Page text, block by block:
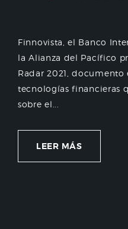
Finnovista, el Banco
la Alianza del Pacífico
Radar 2021,
tecnologías financieras
sobre el...
LEER MÁS